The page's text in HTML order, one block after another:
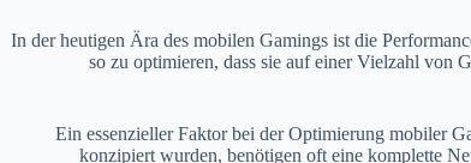
In der heutigen Ära des mobilen Gamings ist die
so zu optimieren, dass sie auf einer Vielzahl von
Ein essenzieller Faktor bei der Optimierung mobiler
konzipiert wurden, benötigen oft eine komplette